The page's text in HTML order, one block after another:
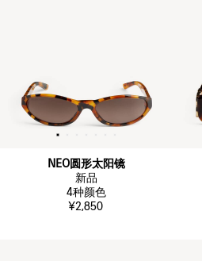
NEO圆形太阳镜
新品
4种颜色
¥2,850